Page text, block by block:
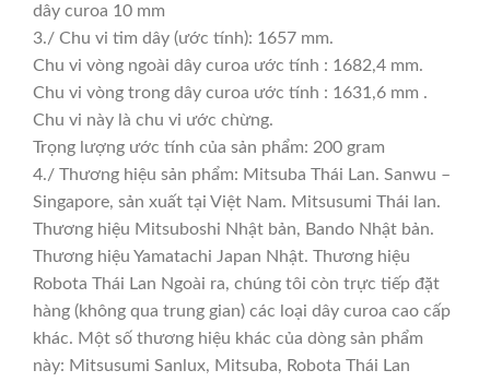
dây curoa 10 mm
3./ Chu vi tim dây (ước tính): 1657 mm.
Chu vi vòng ngoài dây curoa ước tính : 1682,4 mm.
Chu vi vòng trong dây curoa ước tính : 1631,6 mm .
Chu vi này là chu vi ước chừng.
Trọng lượng ước tính của sản phẩm: 200 gram
4./ Thương hiệu sản phẩm: Mitsuba Thái Lan. Sanwu –
Singapore, sản xuất tại Việt Nam. Mitsusumi Thái lan.
Thương hiệu Mitsuboshi Nhật bản, Bando Nhật bản.
Thương hiệu Yamatachi Japan Nhật. Thương hiệu
Robota Thái Lan Ngoài ra, chúng tôi còn trực tiếp đặt
hàng (không qua trung gian) các loại dây curoa cao cấp
khác. Một số thương hiệu khác của dòng sản phẩm
này: Mitsusumi Sanlux, Mitsuba, Robota Thái Lan